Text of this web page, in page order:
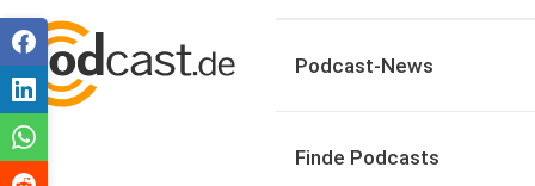
Podcast-News
Finde Podcasts